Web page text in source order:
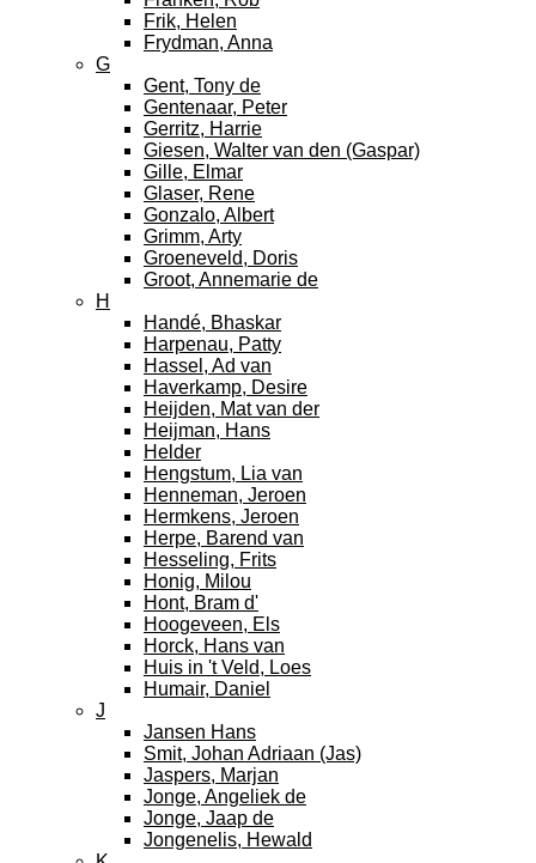
Frik, Helen
Frydman, Anna
G
Gent, Tony de
Gentenaar, Peter
Gerritz, Harrie
Giesen, Walter van den (Gaspar)
Gille, Elmar
Glaser, Rene
Gonzalo, Albert
Grimm, Arty
Groeneveld, Doris
Groot, Annemarie de
H
Handé, Bhaskar
Harpenau, Patty
Hassel, Ad van
Haverkamp, Desire
Heijden, Mat van der
Heijman, Hans
Helder
Hengstum, Lia van
Henneman, Jeroen
Hermkens, Jeroen
Herpe, Barend van
Hesseling, Frits
Honig, Milou
Hont, Bram d'
Hoogeveen, Els
Horck, Hans van
Huis in 't Veld, Loes
Humair, Daniel
J
Jansen Hans
Smit, Johan Adriaan (Jas)
Jaspers, Marjan
Jonge, Angeliek de
Jonge, Jaap de
Jongenelis, Hewald